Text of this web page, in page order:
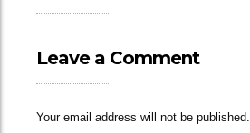
Leave a Comment
Your email address will not be published.